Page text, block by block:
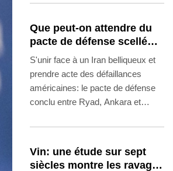
première visite en Serbie, pays
dernières frappes nocturnes
russes qui ont fait quatre morts,
dont un enfant, dans la région de
Kiev.
Que peut-on attendre du
pacte de défense scellé
par Ryad, Ankara et
Islamabad?
S'unir face à un Iran belliqueux et
prendre acte des défaillances
américaines: le pacte de défense
conclu entre Ryad, Ankara et
de Washington, nourrit avant tout
analystes.
Vin: une étude sur sept
siècles montre les ravages